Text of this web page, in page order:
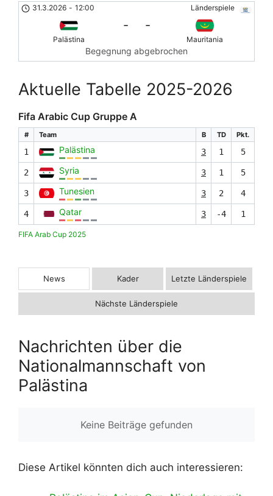
Länderspiele
31.3.2026 - 12:00
Palästina
- -
Mauritania
Begegnung abgebrochen
Aktuelle Tabelle 2025-2026
Fifa Arabic Cup Gruppe A
# Team B TD Pkt.
1 Palästina 3 1 5
2 Syria 3 1 5
3 Tunesien 3 2 4
4 Qatar 3 -4 1
FIFA Arab Cup 2025
News Kader Letzte Länderspiele
Nächste Länderspiele
Nachrichten über die
Nationalmannschaft von
Palästina
Keine Beiträge gefunden
Diese Artikel könnten dich auch interessieren: